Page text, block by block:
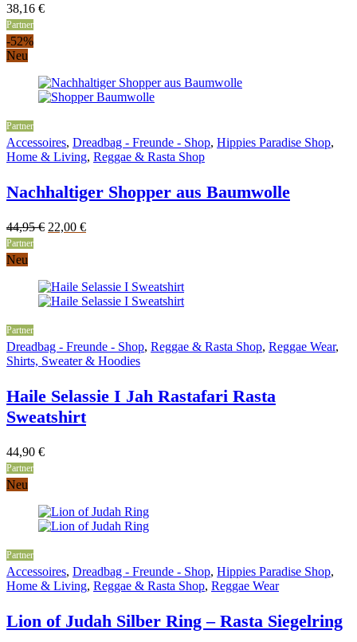
38,16 €
Partner
-52%
Neu
Partner
Accessoires, Dreadbag - Freunde - Shop, Hippies Paradise Shop,
Home & Living, Reggae & Rasta Shop
Nachhaltiger Shopper aus Baumwolle
44,95€ Original
22,00 €Current
Partner
Neu
Partner
Dreadbag - Freunde - Shop, Reggae & Rasta Shop, Reggae Wear,
Shirts, Sweater & Hoodies
Haile Selassie I Jah Rastafari Rasta
Sweatshirt
44,90 €
Partner
Neu
Partner
Accessoires, Dreadbag - Freunde - Shop, Hippies Paradise Shop,
Home & Living, Reggae & Rasta Shop, Reggae Wear
Lion of Judah Silber Ring – Rasta Siegelring